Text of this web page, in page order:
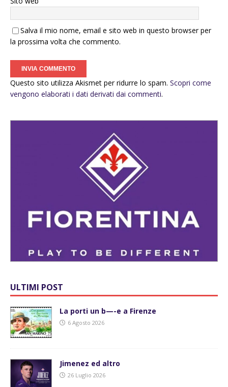
Salva il mio nome, email e sito web in questo browser per
la prossima volta che commento.
Questo sito utilizza Akismet per ridurre lo spam. Scopri come
vengono elaborati i dati derivati dai commenti.
ULTIMI POST
La porti un b—-e a Firenze
6 Agosto 2026
Jimenez ed altro
26 Luglio 2026